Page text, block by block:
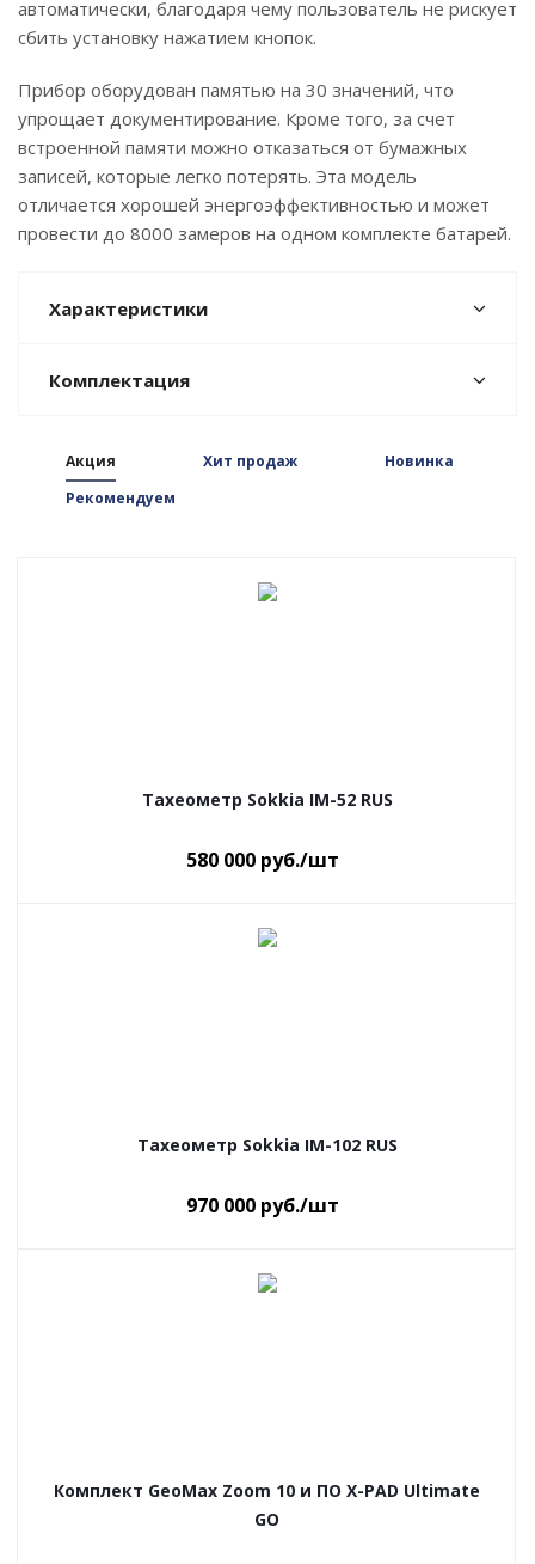
автоматически, благодаря чему пользователь не рискует
сбить установку нажатием кнопок.
Прибор оборудован памятью на 30 значений, что
упрощает документирование. Кроме того, за счет
встроенной памяти можно отказаться от бумажных
записей, которые легко потерять. Эта модель
отличается хорошей энергоэффективностью и может
провести до 8000 замеров на одном комплекте батарей.
Характеристики
Комплектация
Акция Хит продаж
Новинка
Рекомендуем
Тахеометр Sokkia IM-52 RUS
580 000 руб./шт
Тахеометр Sokkia IM-102 RUS
970 000 руб./шт
Комплект GeoMax Zoom 10 и ПО X-PAD Ultimate
GO